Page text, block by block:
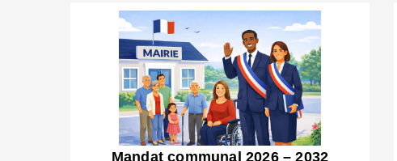
Mandat communal 2026 – 2032